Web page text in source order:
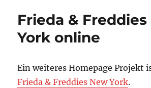
Frieda &
York online
Ein weiteres Homepage Projekt
Frieda & Freddies New York.